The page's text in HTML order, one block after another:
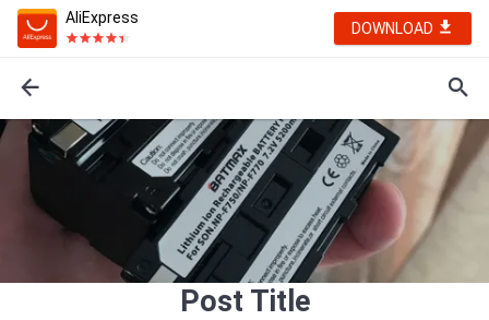
AliExpress
DOWNLOAD
Post Title